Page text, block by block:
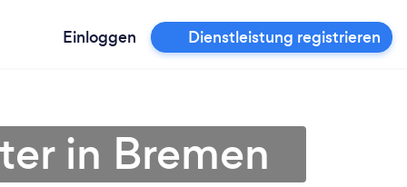
Einloggen Dienstleistung registrieren
in Bremen